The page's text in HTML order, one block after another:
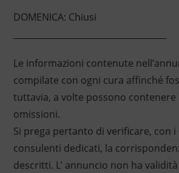
DOMENICA: Chiusi
Le informazioni contenute
compilate con ogni cura affinché
tuttavia, a volte possono
omissioni.
Si prega pertanto di verificare, con
consulenti dedicati, la
descritti. L’ annuncio non ha